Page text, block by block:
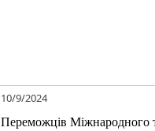
10/9/2024
Переможців Міжнародного